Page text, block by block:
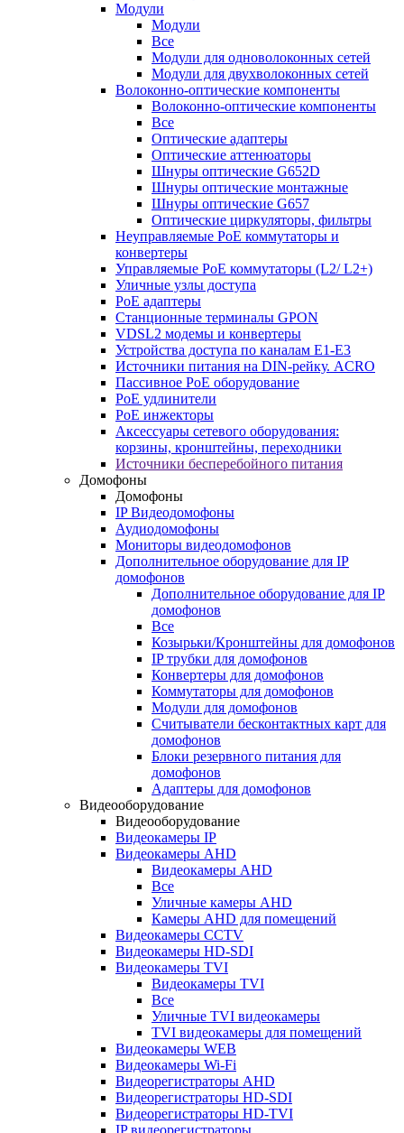
Модули
Модули
Все
Модули для одноволоконных сетей
Модули для двухволоконных сетей
Волоконно-оптические компоненты
Волоконно-оптические компоненты
Все
Оптические адаптеры
Оптические аттенюаторы
Шнуры оптические G652D
Шнуры оптические монтажные
Шнуры оптические G657
Оптические циркуляторы, фильтры
Неуправляемые PoE коммутаторы и
конвертеры
Управляемые PoE коммутаторы (L2/ L2+)
Уличные узлы доступа
PoE адаптеры
Станционные терминалы GPON
VDSL2 модемы и конвертеры
Устройства доступа по каналам E1-E3
Источники питания на DIN-рейку. ACRO
Пассивное PoE оборудование
PoE удлинители
PoE инжекторы
Аксессуары сетевого оборудования:
корзины, кронштейны, переходники
Источники бесперебойного питания
Домофоны
Домофоны
IP Видеодомофоны
Аудиодомофоны
Мониторы видеодомофонов
Дополнительное оборудование для IP
домофонов
Дополнительное оборудование для IP
домофонов
Все
Козырьки/Кронштейны для домофонов
IP трубки для домофонов
Конвертеры для домофонов
Коммутаторы для домофонов
Модули для домофонов
Считыватели бесконтактных карт для
домофонов
Блоки резервного питания для
домофонов
Адаптеры для домофонов
Видеооборудование
Видеооборудование
Видеокамеры IP
Видеокамеры AHD
Видеокамеры AHD
Все
Уличные камеры AHD
Камеры AHD для помещений
Видеокамеры CCTV
Видеокамеры HD-SDI
Видеокамеры TVI
Видеокамеры TVI
Все
Уличные TVI видеокамеры
TVI видеокамеры для помещений
Видеокамеры WEB
Видеокамеры Wi-Fi
Видеорегистраторы AHD
Видеорегистраторы HD-SDI
Видеорегистраторы HD-TVI
IP видеорегистраторы